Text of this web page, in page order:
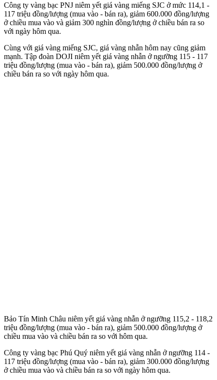
Công ty vàng bạc PNJ niêm yết giá vàng miếng SJC ở mức 114,1 -
117 triệu đồng/lượng (mua vào - bán ra), giảm 600.000 đồng/lượng
ở chiều mua vào và giảm 300 nghìn đồng/lượng ở chiều bán ra so
với ngày hôm qua.
Cùng với giá vàng miếng SJC, giá vàng nhẫn hôm nay cũng giảm
mạnh. Tập đoàn DOJI niêm yết giá vàng nhẫn ở ngưỡng 115 - 117
triệu đồng/lượng (mua vào - bán ra), giảm 500.000 đồng/lượng ở
chiều bán ra so với ngày hôm qua.
Bảo Tín Minh Châu niêm yết giá vàng nhẫn ở ngưỡng 115,2 - 118,2
triệu đồng/lượng (mua vào - bán ra), giảm 500.000 đồng/lượng ở
chiều mua vào và chiều bán ra so với hôm qua.
Công ty vàng bạc Phú Quý niêm yết giá vàng nhẫn ở ngưỡng 114 -
117 triệu đồng/lượng (mua vào - bán ra), giảm 300.000 đồng/lượng
ở chiều mua vào và chiều bán ra so với ngày hôm qua.